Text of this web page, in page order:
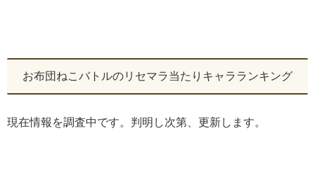
お布団ねこバトルのリセマラ当たりキャラランキング
現在情報を調査中です。判明し次第、更新します。